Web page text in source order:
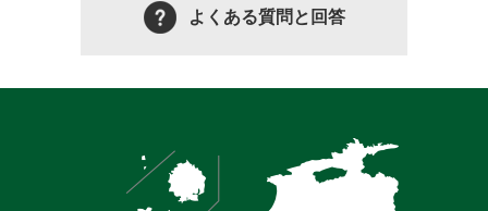
よくある質問と回答